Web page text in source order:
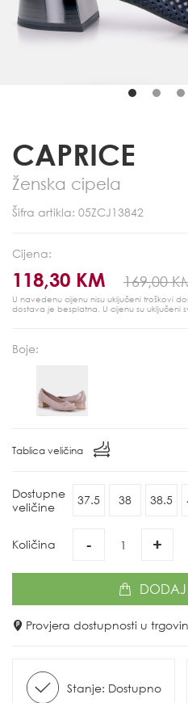
CAPRICE
Ženska cipela
Šifra artikla: 05ZCJ13842
Cijena:
118,30 KM 169,00
U navedenu cijenu nisu uključeni troškovi
dostava je besplatna. U cijenu su uključeni
Boje:
Tablica veličina
Dostupne
veličine
37.5 38 38.5
Količina - +
DODAJ
Provjera dostupnosti u
Stanje: Dostupno